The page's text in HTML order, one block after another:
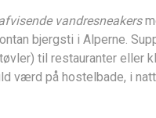
vandresneakers
bjergsti i Alperne.
til restauranter eller
værd på hostelbade, i